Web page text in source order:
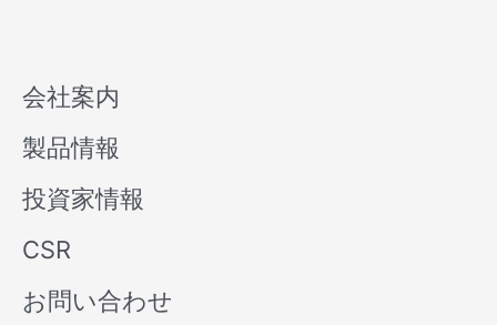
会社案内
製品情報
投資家情報
CSR
お問い合わせ